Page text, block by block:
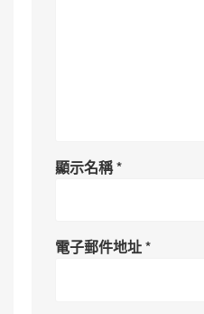
顯示名稱*
電子郵件地址*